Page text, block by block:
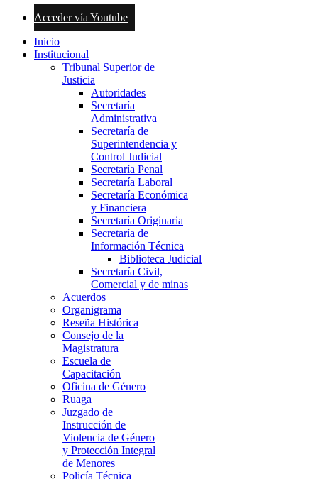
Acceder vía Youtube
Inicio
Institucional
Tribunal Superior de
Justicia
Autoridades
Secretaría
Administrativa
Secretaría de
Superintendencia y
Control Judicial
Secretaría Penal
Secretaría Laboral
Secretaría Económica
y Financiera
Secretaría Originaria
Secretaría de
Información Técnica
Biblioteca Judicial
Secretaría Civil,
Comercial y de minas
Acuerdos
Organigrama
Reseña Histórica
Consejo de la
Magistratura
Escuela de
Capacitación
Oficina de Género
Ruaga
Juzgado de
Instrucción de
Violencia de Género
y Protección Integral
de Menores
Policía Técnica